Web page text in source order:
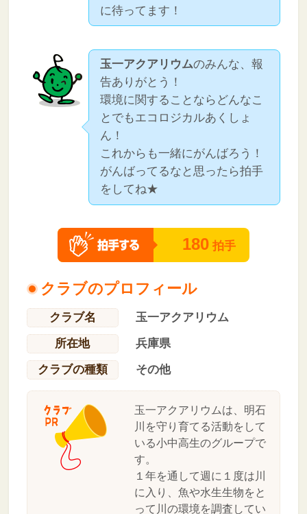
に待ってます！
玉一アクアリウムのみんな、報
告ありがとう！
環境に関することならどんなこ
とでもエコロジカルあくしょ
ん！
これからも一緒にがんばろう！
がんばってるなと思ったら拍手
をしてね★
180 拍手
クラブのプロフィール
クラブ名
玉一アクアリウム
所在地
兵庫県
クラブの種類
その他
玉一アクアリウムは、明石
川を守り育てる活動をして
いる小中高生のグループで
す。
１年を通して週に１度は川
に入り、魚や水生生物をと
って川の環境を調査してい